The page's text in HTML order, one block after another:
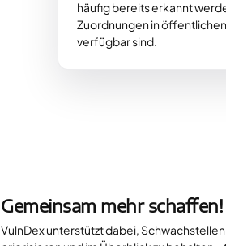
häufig bereits erkannt
Zuordnungen in
verfügbar sind.
Gemeinsam mehr schaffen!
VulnDex unterstützt dabei,